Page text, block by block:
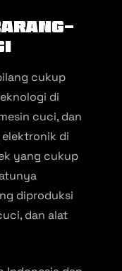
cukup
di
cuci, dan
elektronik di
yang cukup
diproduksi
dan alat